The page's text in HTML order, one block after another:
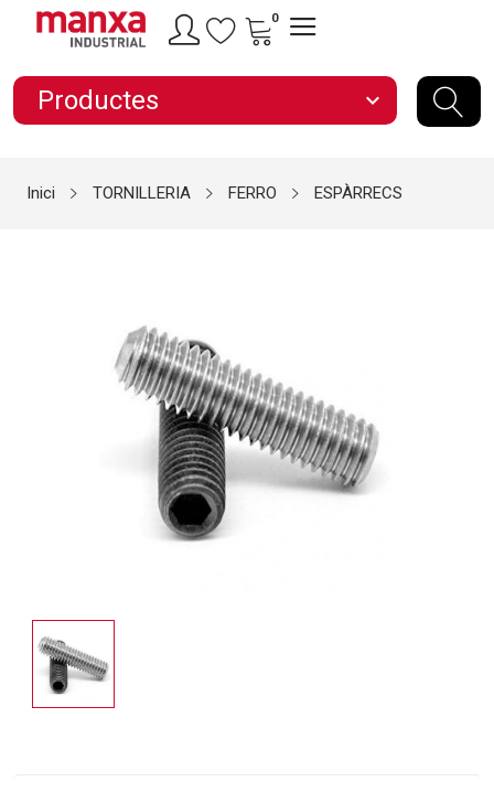
0
Productes expand_more
Inici TORNILLERIA FERRO ESPÀRRECS